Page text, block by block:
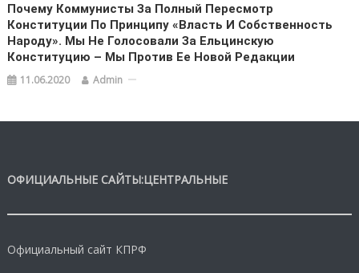
Почему Коммунисты За Полный Пересмотр
Конституции По Принципу «Власть И Собственность
Народу». Мы Не Голосовали За Ельцинскую
Конституцию – Мы Против Ее Новой Редакции
11.06.2020 Admin
ОФИЦИАЛЬНЫЕ САЙТЫ:ЦЕНТРАЛЬНЫЕ
Официальный сайт КПРФ